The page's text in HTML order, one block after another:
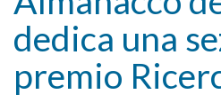
dedica una
premio